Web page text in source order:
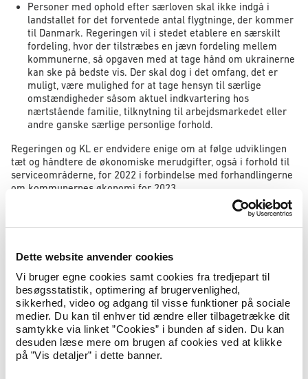
Dette website anvender cookies
Vi bruger egne cookies samt cookies fra tredjepart til
besøgsstatistik, optimering af brugervenlighed,
sikkerhed, video og adgang til visse funktioner på sociale
medier. Du kan til enhver tid ændre eller tilbagetrække dit
samtykke via linket ”Cookies” i bunden af siden. Du kan
desuden læse mere om brugen af cookies ved at klikke
på ”Vis detaljer” i dette banner.
Personer med ophold efter særloven skal ikke indgå i
landstallet for det forventede antal flygtninge, der kommer
til Danmark. Regeringen vil i stedet etablere en særskilt
fordeling, hvor der tilstræbes en jævn fordeling mellem
kommunerne, så opgaven med at tage hånd om ukrainerne
kan ske på bedste vis. Der skal dog i det omfang, det er
muligt, være mulighed for at tage hensyn til særlige
omstændigheder såsom aktuel indkvartering hos
nærtstående familie, tilknytning til arbejdsmarkedet eller
andre ganske særlige personlige forhold.
Regeringen og KL er endvidere enige om at følge udviklingen
tæt og håndtere de økonomiske merudgifter, også i forhold til
serviceområderne, for 2022 i forbindelse med forhandlingerne
om kommunernes økonomi for 2023.
Udlændinge- og integrationsminister Mattias Tesfaye udtaler:
aftalt med kommunerne, at ukrainerne hurtigere end
normalt skal have en bolig og adgang til lokalsamfundet.
Samtidig får kommunerne mere fleksibilitet, så det også
praktisk bliver muligt at få modtagelsen af tusindvis af
ukrainere til at lykkedes.Jeg tror endnu ikke vi helt kan
begribe hvor omfattende integrationsopgaven bliver. Men i dag
er vi kommet et skridt nærmere. Jeg er meget glad for, at
kommunerne går så konstruktivt til opgaven.”